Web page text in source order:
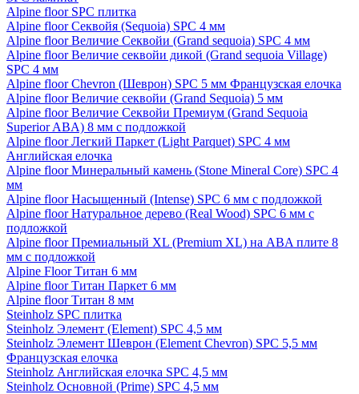
Alpine floor SPC плитка
Alpine floor Секвойя (Sequoia) SPC 4 мм
Alpine floor Величие Секвойи (Grand sequoia) SPC 4 мм
Alpine floor Величие секвойи дикой (Grand sequoia Village)
SPC 4 мм
Alpine floor Chevron (Шеврон) SPC 5 мм Французская елочка
Alpine floor Величие секвойи (Grand Sequoia) 5 мм
Alpine floor Величие Секвойи Премиум (Grand Sequoia
Superior ABA) 8 мм с подложкой
Alpine floor Легкий Паркет (Light Parquet) SPC 4 мм
Английская елочка
Alpine floor Минеральный камень (Stone Mineral Core) SPC 4
мм
Alpine floor Насыщенный (Intense) SPC 6 мм с подложкой
Alpine floor Натуральное дерево (Real Wood) SPC 6 мм с
подложкой
Alpine floor Премиальный XL (Premium XL) на ABA плите 8
мм с подложкой
Alpine Floor Титан 6 мм
Alpine floor Титан Паркет 6 мм
Alpine floor Титан 8 мм
Steinholz SPC плитка
Steinholz Элемент (Element) SPC 4,5 мм
Steinholz Элемент Шеврон (Element Chevron) SPC 5,5 мм
Французская елочка
Steinholz Английская елочка SPC 4,5 мм
Steinholz Основной (Prime) SPC 4,5 мм